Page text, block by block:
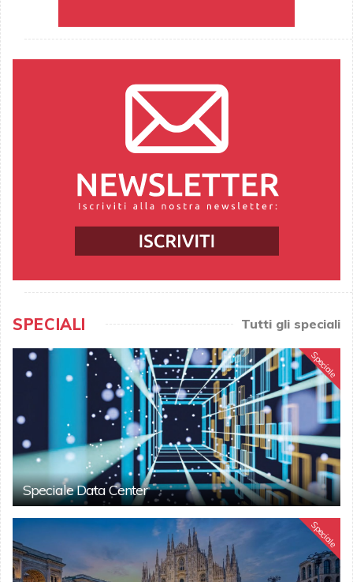
SPECIALI Tutti gli speciali
Speciale
Speciale Data Center
Speciale